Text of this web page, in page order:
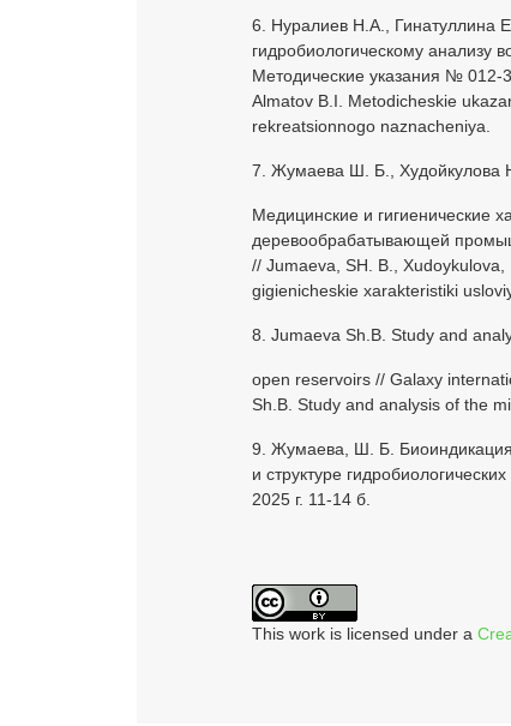
6. Нуралиев Н.А., Гинатуллина
гидробиологическому анализу
Методические указания № 012-
Almatov B.I. Metodicheskie
rekreatsionnogo naznacheniya.
7. Жумаева Ш. Б., Худойкулова
Медицинские и гигиенические
деревообрабатывающей
// Jumaeva, SH. B.,
gigienicheskie xarakteristiki
8. Jumaeva Sh.B. Study and
open reservoirs // Galaxy
Sh.B. Study and analysis of the
9. Жумаева, Ш. Б. Биоиндикация
и структуре
2025 г. 11-14 б.
This work is licensed under a